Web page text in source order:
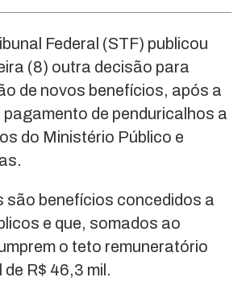
Federal (STF) publicou
(8) outra decisão para
de novos benefícios, após a
de penduricalhos a
do Ministério Público e
são benefícios concedidos a
e que, somados ao
o teto remuneratório
R$ 46,3 mil.